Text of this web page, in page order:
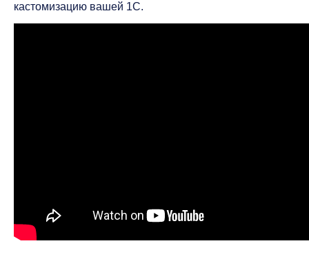
кастомизацию вашей 1С.